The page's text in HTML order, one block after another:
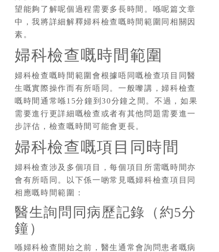
望能夠了解呢個過程需要多長時間。喺呢篇文章
中，我將詳細解釋婦科檢查嘅時間範圍同相關因
素。
婦科檢查嘅時間範圍
婦科檢查嘅時間範圍會根據唔同嘅檢查項目同醫
生嘅實際操作而有所唔同。一般嚟講，婦科檢查
嘅時間通常喺15分鐘到30分鐘之間。不過，如果
需要進行更詳細嘅檢查或者有其他問題需要進一
步評估，檢查嘅時間可能會更長。
婦科檢查嘅項目同時間
婦科檢查涉及多個項目，每個項目所需嘅時間亦
會有所唔同。以下係一啲常見嘅婦科檢查項目同
相應嘅時間範圍：
醫生詢問同病歷記錄（約5分
鐘）
喺婦科檢查開始之前，醫生通常會詢問患者嘅病